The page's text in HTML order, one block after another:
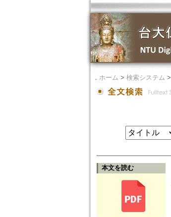
． ホーム > 検索システム >
本文を読む